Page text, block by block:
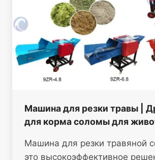
Машина для резки травы |
для корма соломы для
Машина для резки травяной
это высокоэффективное